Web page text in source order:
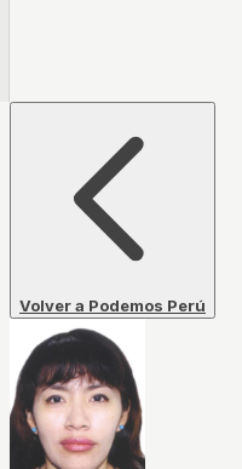
Volver a Podemos Perú